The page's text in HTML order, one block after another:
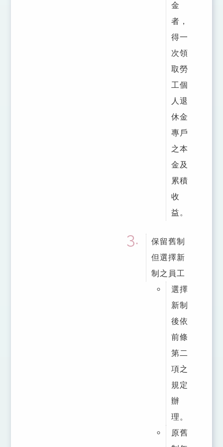
金
者，
得一
次領
取勞
工個
人退
休金
專戶
之本
金及
累積
收
益。
保留舊制
但選擇新
制之員工
選擇
新制
後依
前條
第二
項之
規定
辦
理。
原舊